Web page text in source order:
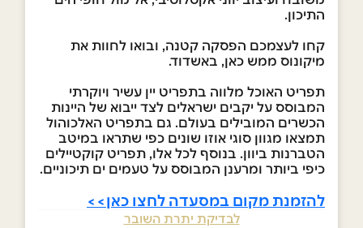
התיכון.
קחו לעצמכם הפסקה קטנה, ובואו לחוות את
מיקונוס ממש כאן, באשדוד.
תפריט האוכל מלווה בתפריט יין עשיר ויוקרתי
המבוסס על יקבים ישראלים לצד ייבוא של היינות
הכשרים המובילים בעולם. גם בתפריט האלכוהול
תמצאו מגוון סוגי אוזו שונים כפי שתראו במיטב
הטברנות ביוון. בנוסף לכל אלו, תפריט קוקטיילים
כיפי ביותר ומרענן המבוסס על טעמים ים תיכוניים.
להזמנת מקום במסעדה לחצו כאן>>
לבדיקת יתרת השובר